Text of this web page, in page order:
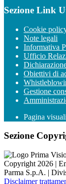
Sezione Link
Cookie
Note legali
Informativa
Ufficio
Obiettivi di
Gestione
Pagina
Sezione
Copyright 2026 |
Parma S.p.A. |
Disclaimer